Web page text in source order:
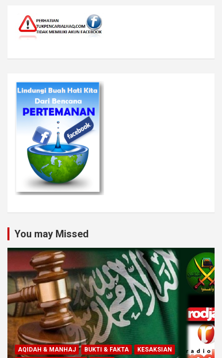
You may Missed
AQIDAH & MANHAJ BUKTI & FAKTA
KESAKSIAN